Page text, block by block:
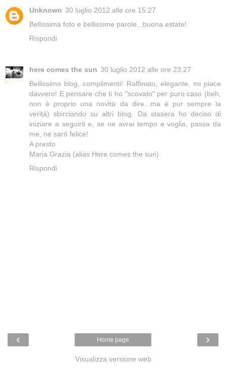
Unknown 30 luglio 2012 alle ore 15:27
Bellissima foto e bellissime parole...buona estate!
Rispondi
here comes the sun 30 luglio 2012 alle ore 23:27
Bellissimo blog, complimenti! Raffinato, elegante, mi piace
davvero! E pensare che ti ho "scovato" per puro caso (beh,
non è proprio una novità da dire...ma è pur sempre la
verità) sbirciando su altri blog. Da stasera ho deciso di
iniziare a seguirti e, se ne avrai tempo e voglia, passa da
me, ne sarò felice!
A presto
Maria Grazia (alias Here comes the sun)
Rispondi
‹ ›
Home page
Visualizza versione web